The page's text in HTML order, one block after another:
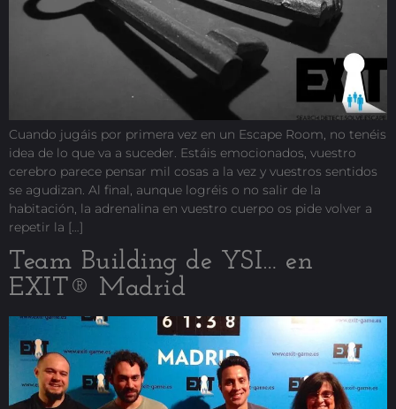
Cuando jugáis por primera vez en un Escape Room, no tenéis
idea de lo que va a suceder. Estáis emocionados, vuestro
cerebro parece pensar mil cosas a la vez y vuestros sentidos
se agudizan. Al final, aunque logréis o no salir de la
habitación, la adrenalina en vuestro cuerpo os pide volver a
repetir la […]
Team Building de YSI… en
EXIT® Madrid